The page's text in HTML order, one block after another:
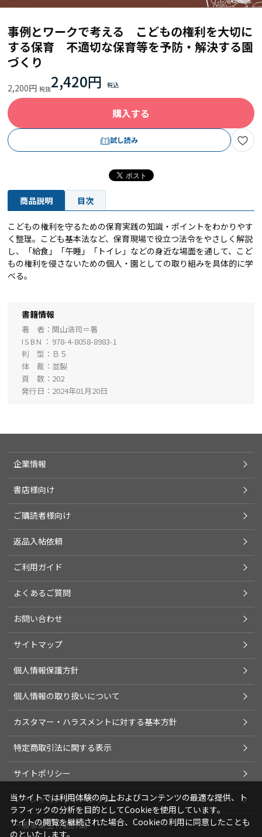
事例とワークで考える こどもの権利を大切に
する保育 不適切な保育等を予防・解決する園
づくり
2,200円 2,420円
購入する
試し読み
商品説明 目次
こどもの権利を守るための保育実践の知識・ポイントをわかりやす
く整理。こども基本法など、保育現場で役立つ法令をやさしく解説
し、「給食」「午睡」「トイレ」などの身近な場面を通して、こど
もの権利を侵さないための個人・園としての取り組みを具体的に学
べる。
書籍情報
著 者
関山浩司＝著
ISBN
978-4-8058-8983-1
判 型
Ｂ５
体 裁
並製
頁 数
202
発行日
2024年01月20日
企業情報
書店様向け
ご購読者様向け
返品入帖依頼
ご利用ガイド
よくあるご質問
お問い合わせ
サイトマップ
個人情報保護方針
個人情報の取り扱いについて
カスタマー・ハラスメントに対する基本方針
特定商取引法に関する表示
サイトポリシー
ソーシャルメディアポリシー
一般事業主行動計画
当サイトでは利用体験の向上およびコンテンツの最適な提供、ト
ラフィックの分析を目的としてCookieを使用しています。
サイトの閲覧を継続された場合、Cookieの利用に同意したことも
のといたします。